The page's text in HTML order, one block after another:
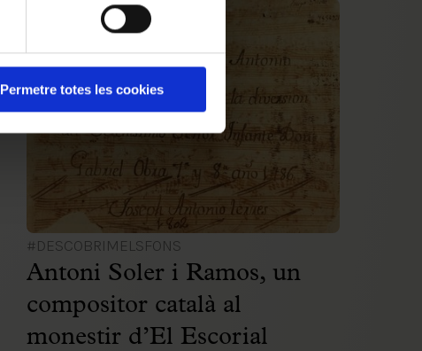
Permetre totes les cookies
#DESCOBRIMELSFONS
Antoni Soler i Ramos, un
compositor català al
monestir d’El Escorial